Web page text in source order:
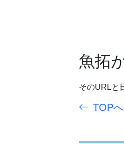
魚拓
そのURLと
TOP